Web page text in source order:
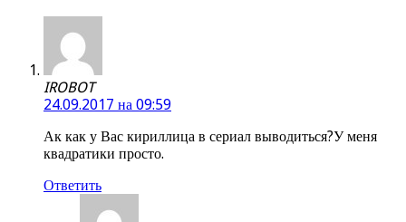
IROBOT
24.09.2017 на 09:59
Ак как у Вас кириллица в сериал выводиться?У меня
квадратики просто.
Ответить